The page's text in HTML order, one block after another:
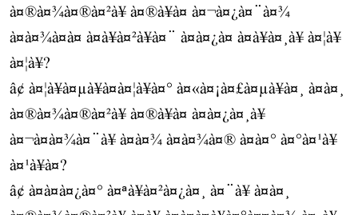
à¤®à¤¾à¤®à¤²à¥ à¤®à¥à¤ à¤¬à¤¿à¤¨à¤¾
à¤à¤¾à¤à¤ à¤à¥à¤²à¥à¤¨ à¤à¤¿à¤ à¤à¥à¤¸à¥ à¤¦à¥
à¤¦à¥?
â¢ à¤¦à¥à¤µà¥à¤à¤¦à¥à¤° à¤«à¤¡à¤£à¤µà¥à¤¸ à¤à¤¸
à¤®à¤¾à¤®à¤²à¥ à¤®à¥à¤ à¤à¤¿à¤¸à¥
à¤¬à¤à¤¾à¤¨à¥ à¤à¤¾ à¤à¤¾à¤® à¤à¤° à¤°à¤¹à¥
à¤¹à¥à¤?
â¢ à¤à¤à¤¿à¤° à¤ªà¥à¤²à¤¿à¤¸ à¤¨à¥ à¤à¤¸